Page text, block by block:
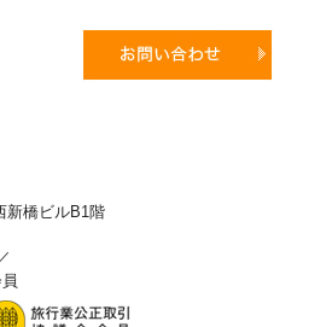
新橋ビルB1階